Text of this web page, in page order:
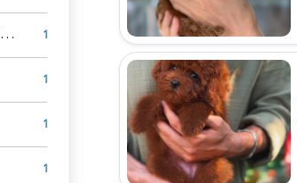
Amerikan Staffordshire 1
1
1
1